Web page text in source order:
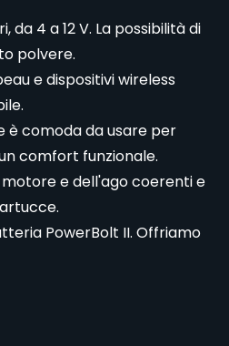
4 a 12 V. La possibilità di
polvere.
e dispositivi wireless
è comoda da usare per
comfort funzionale.
e dell'ago coerenti e
PowerBolt II. Offriamo